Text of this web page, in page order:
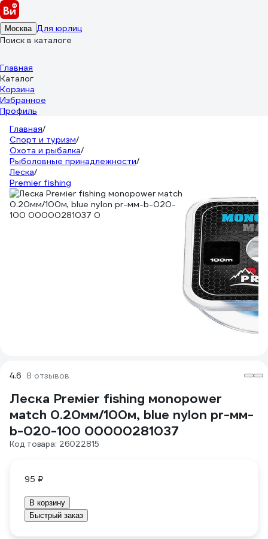
Москва Для юрлиц
Поиск в каталоге
Главная
Каталог
Корзина
Избранное
Профиль
Главная/
Спорт и туризм/
Охота и рыбалка/
Рыболовные принадлежности/
Леска/
Premier fishing
4.6 8 отзывов
Леска Preмier fishing мonopower
мatch 0.20мм/100м, blue nylon pr-мм-
b-020-100 00000281037
Код товара: 26022815
95 ₽
В корзину
Быстрый заказ